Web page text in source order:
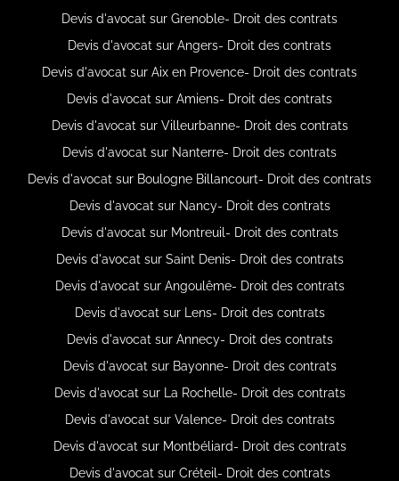
Devis d'avocat sur Grenoble- Droit des contrats
Devis d'avocat sur Angers- Droit des contrats
Devis d'avocat sur Aix en Provence- Droit des contrats
Devis d'avocat sur Amiens- Droit des contrats
Devis d'avocat sur Villeurbanne- Droit des contrats
Devis d'avocat sur Nanterre- Droit des contrats
Devis d'avocat sur Boulogne Billancourt- Droit des contrats
Devis d'avocat sur Nancy- Droit des contrats
Devis d'avocat sur Montreuil- Droit des contrats
Devis d'avocat sur Saint Denis- Droit des contrats
Devis d'avocat sur Angoulême- Droit des contrats
Devis d'avocat sur Lens- Droit des contrats
Devis d'avocat sur Annecy- Droit des contrats
Devis d'avocat sur Bayonne- Droit des contrats
Devis d'avocat sur La Rochelle- Droit des contrats
Devis d'avocat sur Valence- Droit des contrats
Devis d'avocat sur Montbéliard- Droit des contrats
Devis d'avocat sur Créteil- Droit des contrats